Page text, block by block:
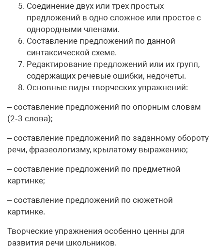
Соединение двух или трех простых
предложений в одно сложное или простое с
однородными членами.
Составление предложений по данной
синтаксической схеме.
Редактирование предложений или их групп,
содержащих речевые ошибки, недочеты.
Основные виды творческих упражнений:
– составление предложений по опорным словам
(2‑3 слова);
– составление предложений по заданному обороту
речи, фразеологизму, крылатому выражению;
– составление предложений по предметной
картинке;
– составление предложений по сюжетной
картинке.
Творческие упражнения особенно ценны для
развития речи школьников.